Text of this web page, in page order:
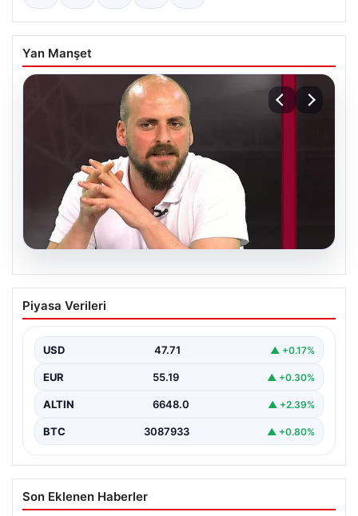
Yan Manşet
06.08.2026
Transfer krizi soruşturmaya dönüştü!
Burhan Can Terzi için harekete geçildi
Piyasa Verileri
USD 47.71 ▲ +0.17%
EUR 55.19 ▲ +0.30%
ALTIN 6648.0 ▲ +2.39%
BTC 3087933 ▲ +0.80%
Son Eklenen Haberler